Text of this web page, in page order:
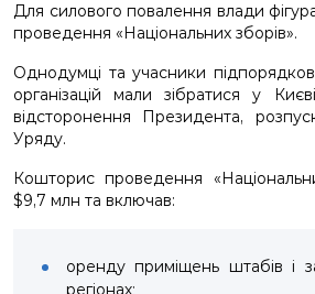
Для силового повалення влади
проведення «Національних зборів».
Однодумці та учасники
організацій мали зібратися у
відсторонення Президента,
Уряду.
Кошторис проведення
$9,7 млн та включав:
оренду приміщень штабів і
регіонах;